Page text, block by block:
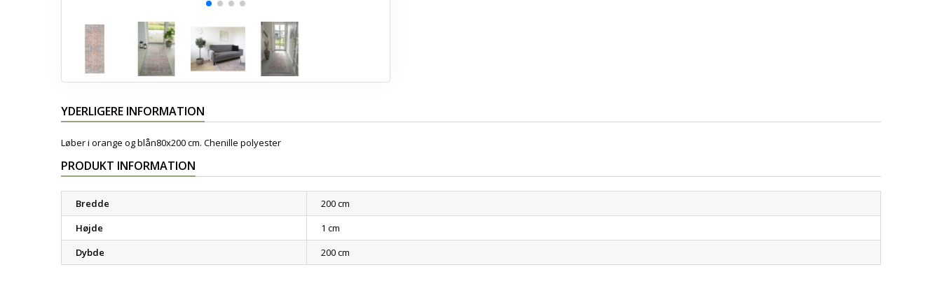
YDERLIGERE INFORMATION
Løber i orange og blån80x200 cm. Chenille polyester
PRODUKT INFORMATION
Bredde
200 cm
Højde
1 cm
Dybde
200 cm